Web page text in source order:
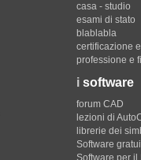
casa - studio
esami di stato
blablabla
certificazione
professione e
i software
forum CAD
lezioni di
librerie dei
Software
Software per il